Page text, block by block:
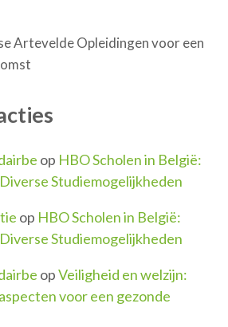
Artevelde Opleidingen voor een
op HBO Scholen in België:
Studiemogelijkheden
op HBO Scholen in België:
Studiemogelijkheden
opVeiligheid en welzijn:
voor een gezonde